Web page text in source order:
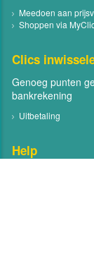
Meedoen aan
Shoppen via
Clics
Genoeg punten
bankrekening
Uitbetaling
Help